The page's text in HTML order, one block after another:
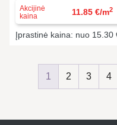
Akcijinė
kaina
11.85 €/m2
Įprastinė kaina: nuo 15.30
1 2 3 4